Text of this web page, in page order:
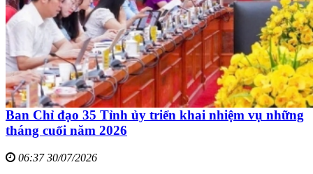
Ban Chỉ đạo 35 Tỉnh ủy triển khai nhiệm vụ những
tháng cuối năm 2026
06:37 30/07/2026